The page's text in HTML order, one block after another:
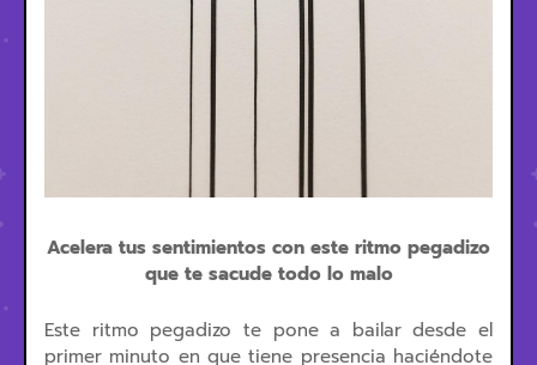
Acelera tus sentimientos con este ritmo pegadizo
que te sacude todo lo malo
Este ritmo pegadizo te pone a bailar desde el
primer minuto en que tiene presencia haciéndote